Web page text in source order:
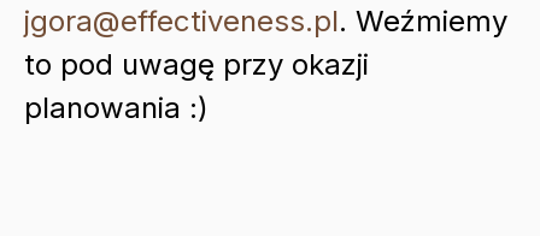
jgora@effectiveness.pl. Weźmiemy
to pod uwagę przy okazji
planowania :)